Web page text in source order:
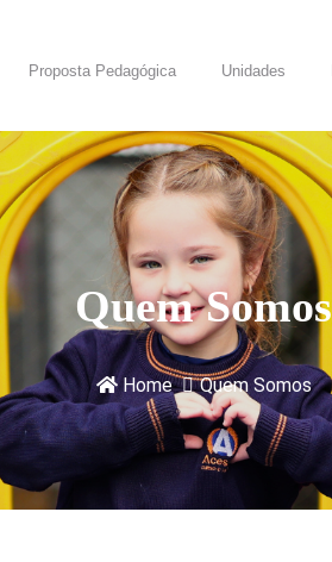
Proposta Pedagógica Unidades
Quem Somos
Home Quem Somos